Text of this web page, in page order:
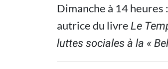
Dimanche à 14
autrice du livre Le
luttes sociales à la «